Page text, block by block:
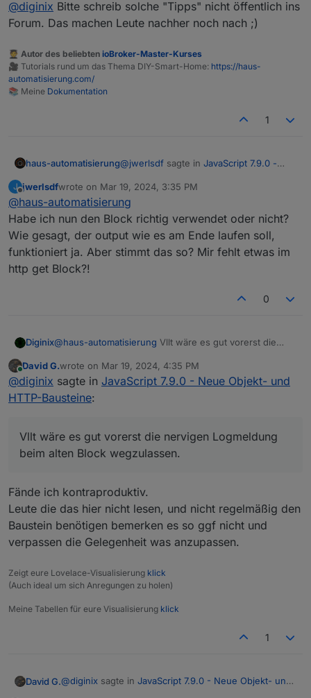
@diginix Bitte schreib solche "Tipps" nicht öffentlich ins
Forum. Das machen Leute nachher noch nach ;)
🧑‍🎓 Autor des beliebten ioBroker-Master-Kurses
🎥 Tutorials rund um das Thema DIY-Smart-Home: https://haus-
automatisierung.com/
📚 Meine Dokumentation
1
haus-automatisierung@jwerlsdf sagte in JavaScript 7.9.0 -
benutzen muss, damit ich keinen
timeout Fehler erhalte.
Aktuell ist der Timeout fix auf 2000ms
gestellt. Warum dauert es denn so lange
bis zum Response? Das ist ja eine halbe
@diginixsagte in JavaScript 7.9.0 - Neue
im http GET
nicht. Nur per JavaScript. Siehe Doku
https://github.com/ioBroker/ioBroker.jav
d#httpget
Ich muss mal schauen wie ich das alles
anbieten kann, ohne den Baustein
J
Offline
jwerlsdfwrote on Mar 19, 2024, 3:35 PM
last edited by
@haus-automatisierung
Habe ich nun den Block richtig verwendet oder nicht?
Wie gesagt, der output wie es am Ende laufen soll,
funktioniert ja. Aber stimmt das so? Mir fehlt etwas im
http get Block?!
0
Diginix@haus-automatisierung Vllt wäre es gut vorerst die
Der Block selbst trägt "deprecated" im Namen. Das
sollte ja reichen. Aber solange der neue den alten nicht
vollständig ersetzen kann, brauche ihn ja. Wenn ich nun
umstellen.
Online
David G.wrote on Mar 19, 2024, 4:35 PM
last edited by
@diginix sagte in JavaScript 7.9.0 - Neue Objekt- und
HTTP-Bausteine:
Vllt wäre es gut vorerst die nervigen Logmeldung
beim alten Block wegzulassen.
Fände ich kontraproduktiv.
Leute die das hier nicht lesen, und nicht regelmäßig den
Baustein benötigen bemerken es so ggf nicht und
verpassen die Gelegenheit was anzupassen.
Zeigt eure Lovelace-Visualisierung klick
(Auch ideal um sich Anregungen zu holen)
Meine Tabellen für eure Visualisierung klick
1
David G.@diginix sagte in JavaScript 7.9.0 - Neue Objekt- und